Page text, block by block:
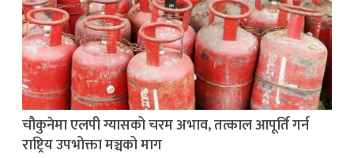
चौकुनेमा एलपी ग्यासको चरम अभाव, तत्काल आपूर्ति गर्न
राष्ट्रिय उपभोक्ता मञ्चको माग